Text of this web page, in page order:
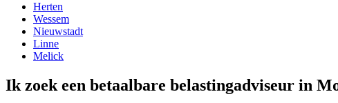
Herten
Wessem
Nieuwstadt
Linne
Melick
Ik zoek een betaalbare belastingadviseur in